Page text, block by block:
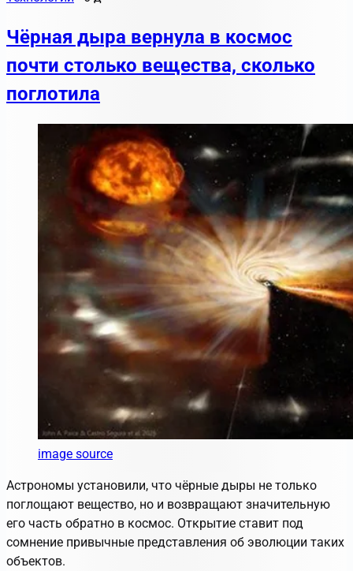
Чёрная дыра вернула в космос
почти столько вещества, сколько
поглотила
image source
Астрономы установили, что чёрные дыры не только
поглощают вещество, но и возвращают значительную
его часть обратно в космос. Открытие ставит под
сомнение привычные представления об эволюции таких
объектов.